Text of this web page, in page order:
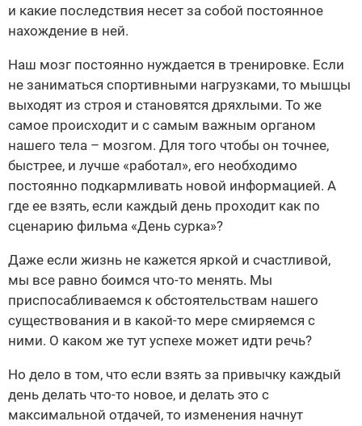
и какие последствия несет за собой постоянное
нахождение в ней.
Наш мозг постоянно нуждается в тренировке. Если
не заниматься спортивными нагрузками, то мышцы
выходят из строя и становятся дряхлыми. То же
самое происходит и с самым важным органом
нашего тела – мозгом. Для того чтобы он точнее,
быстрее, и лучше «работал», его необходимо
постоянно подкармливать новой информацией. А
где ее взять, если каждый день проходит как по
сценарию фильма «День сурка»?
Даже если жизнь не кажется яркой и счастливой,
мы все равно боимся что-то менять. Мы
приспосабливаемся к обстоятельствам нашего
существования и в какой-то мере смиряемся с
ними. О каком же тут успехе может идти речь?
Но дело в том, что если взять за привычку каждый
день делать что-то новое, и делать это с
максимальной отдачей, то изменения начнут